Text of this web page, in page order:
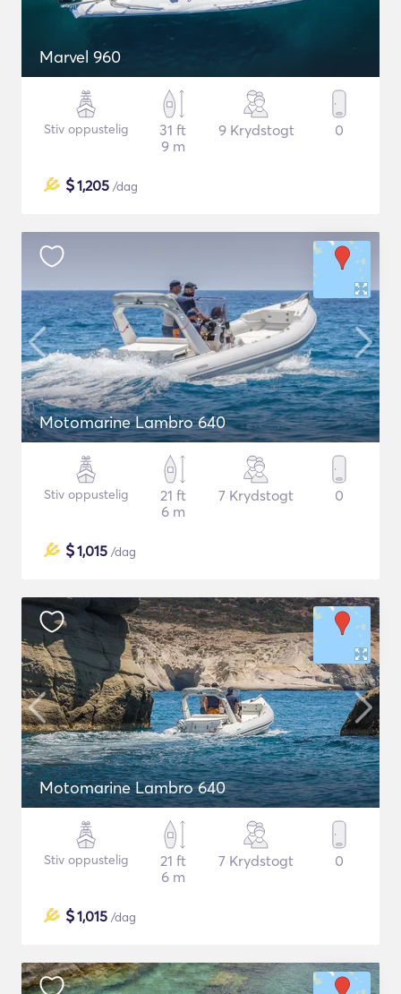
Μarvel 960
Stiv oppustelig
31 ft
9 m
9 Krydstogt 0
$1,205 /dag
Motomarine Lambro 640
Stiv oppustelig
21 ft
6 m
7 Krydstogt 0
$1,015 /dag
Motomarine Lambro 640
Stiv oppustelig
21 ft
6 m
7 Krydstogt 0
$1,015 /dag